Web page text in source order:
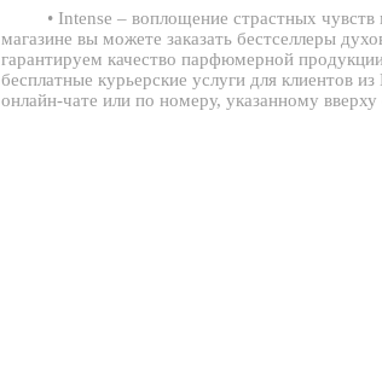
• Intense – воплощение страстных
магазине вы можете заказать бестселлеры
гарантируем качество парфюмерной
бесплатные курьерские услуги для клиентов
онлайн-чате или по номеру, указанному вверху